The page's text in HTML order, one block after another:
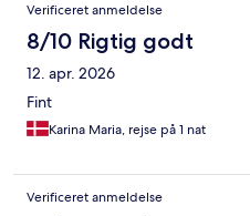
Verificeret anmeldelse
8/10 Rigtig godt
12. apr. 2026
Fint
Karina Maria, rejse på 1 nat
Verificeret anmeldelse